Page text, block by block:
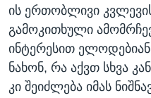
ის ერთობლივი
გამოკითხული
ინტერესით
ნახონ, რა აქვთ სხვა
კი შეიძლება იმას